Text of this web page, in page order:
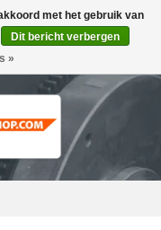
met het gebruik van
Dit bericht verbergen
»